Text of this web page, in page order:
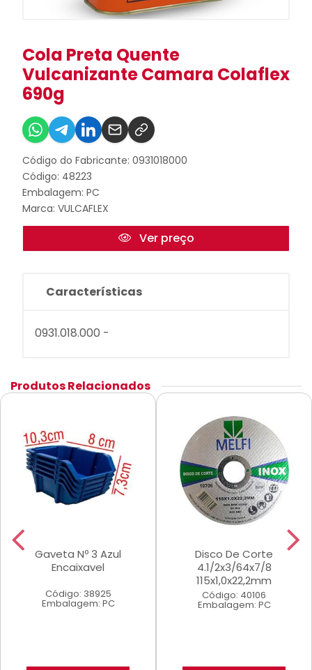
Cola Preta Quente
Vulcanizante Camara Colaflex
690g
Código do Fabricante: 0931018000
Código: 48223
Embalagem: PC
Marca: VULCAFLEX
Ver preço
Características
0931.018.000 -
Produtos Relacionados
Gaveta Nº 3 Azul
Encaixavel
Código: 38925
Embalagem: PC
Disco De Corte
4.1/2x3/64x7/8
115x1,0x22,2mm
Código: 40106
Embalagem: PC